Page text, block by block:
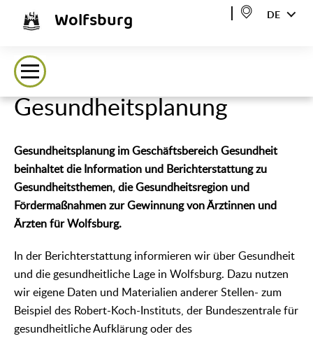
Wolfsburg DE
Gesundheitsplanung
Gesundheitsplanung im Geschäftsbereich Gesundheit
beinhaltet die Information und Berichterstattung zu
Gesundheitsthemen, die Gesundheitsregion und
Fördermaßnahmen zur Gewinnung von Ärztinnen und
Ärzten für Wolfsburg.
In der Berichterstattung informieren wir über Gesundheit
und die gesundheitliche Lage in Wolfsburg. Dazu nutzen
wir eigene Daten und Materialien anderer Stellen- zum
Beispiel des Robert-Koch-Instituts, der Bundeszentrale für
gesundheitliche Aufklärung oder des